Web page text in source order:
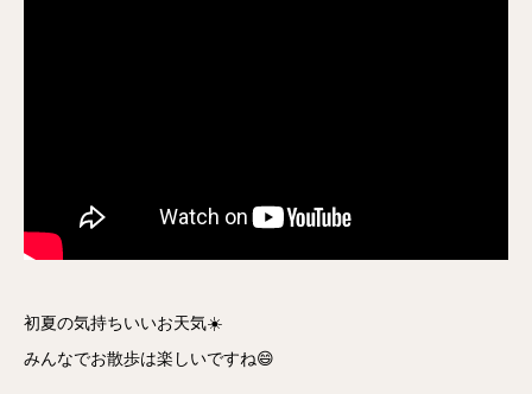
初夏の気持ちいいお天気☀️
みんなでお散歩は楽しいですね😄